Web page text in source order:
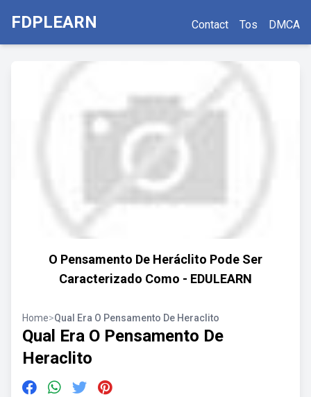
FDPLEARN Contact Tos DMCA
O Pensamento De Heráclito Pode Ser
Caracterizado Como - EDULEARN
Home>Qual Era O Pensamento De Heraclito
Qual Era O Pensamento De
Heraclito